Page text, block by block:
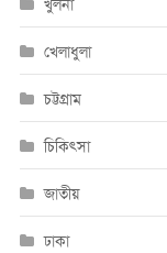
খুলনা
খেলাধুলা
চট্টগ্রাম
চিকিৎসা
জাতীয়
ঢাকা